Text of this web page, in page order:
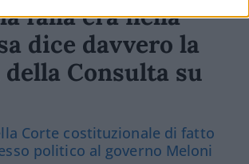
falla era nella
dice davvero la
della Consulta su
Corte costituzionale di fatto
politico al governo Meloni